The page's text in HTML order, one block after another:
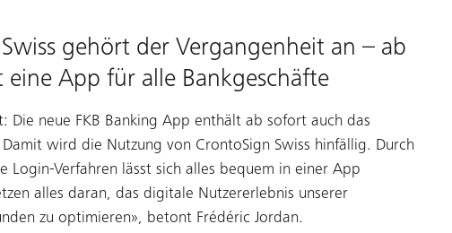
gehört der Vergangenheit an – ab
App für alle Bankgeschäfte
Die neue FKB Banking App enthält ab sofort auch das
wird die Nutzung von CrontoSign Swiss hinfällig. Durch
Login-Verfahren lässt sich alles bequem in einer App
alles daran, das digitale Nutzererlebnis unserer
zu optimieren», betont Frédéric Jordan.